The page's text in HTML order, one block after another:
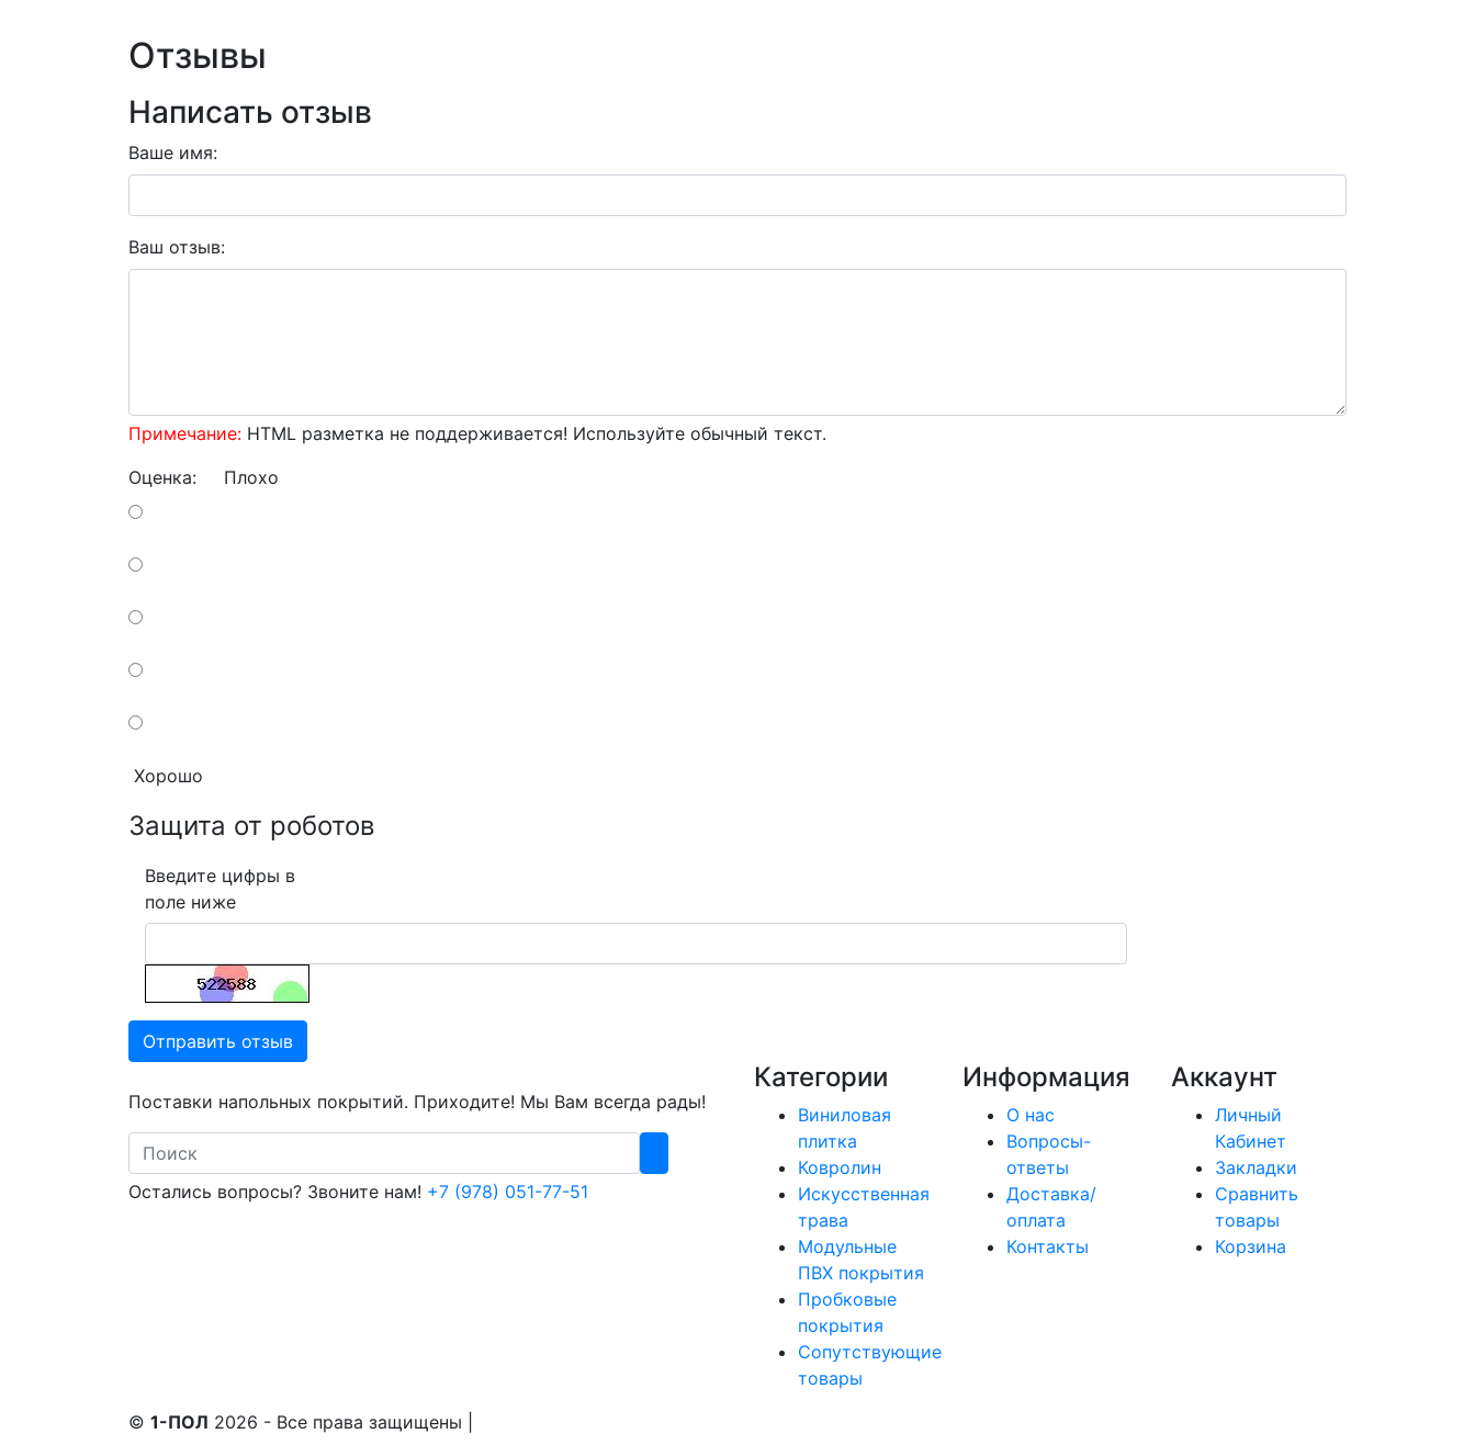
Отзывы
Написать отзыв
Ваше имя:
Ваш отзыв:
Примечание: HTML разметка не поддерживается! Используйте обычный текст.
Оценка: Плохо
Хорошо
Защита от роботов
Введите цифры в
поле ниже
Отправить отзыв
Поставки напольных покрытий. Приходите! Мы Вам всегда рады!
Search
Остались вопросы? Звоните нам! +7 (978) 051-77-51
Категории
Виниловая
плитка
Ковролин
Искусственная
трава
Модульные
ПВХ покрытия
Пробковые
покрытия
Сопутствующие
товары
Информация
О нас
Вопросы-
ответы
Доставка/
оплата
Контакты
Аккаунт
Личный
Кабинет
Закладки
Сравнить
товары
Корзина
© 1-ПОЛ 2026 - Все права защищены